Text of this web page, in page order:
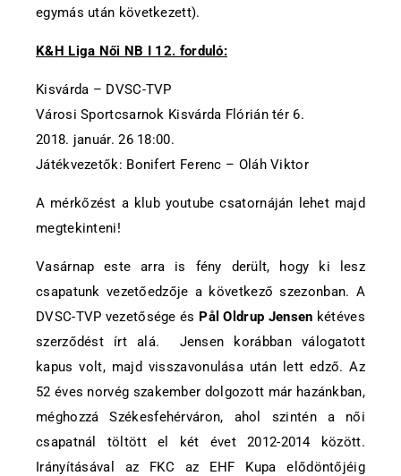
egymás után következett).
K&H Liga Női NB I 12. forduló:
Kisvárda – DVSC-TVP
Városi Sportcsarnok Kisvárda Flórián tér 6.
2018. január. 26 18:00.
Játékvezetők: Bonifert Ferenc – Oláh Viktor
A mérkőzést a klub youtube csatornáján lehet majd
megtekinteni!
Vasárnap este arra is fény derült, hogy ki lesz
csapatunk vezetőedzője a következő szezonban. A
DVSC-TVP vezetősége és Pål Oldrup Jensen kétéves
szerződést írt alá. Jensen korábban válogatott
kapus volt, majd visszavonulása után lett edző. Az
52 éves norvég szakember dolgozott már hazánkban,
méghozzá Székesfehérváron, ahol szintén a női
csapatnál töltött el két évet 2012-2014 között.
Irányításával az FKC az EHF Kupa elődöntőjéig